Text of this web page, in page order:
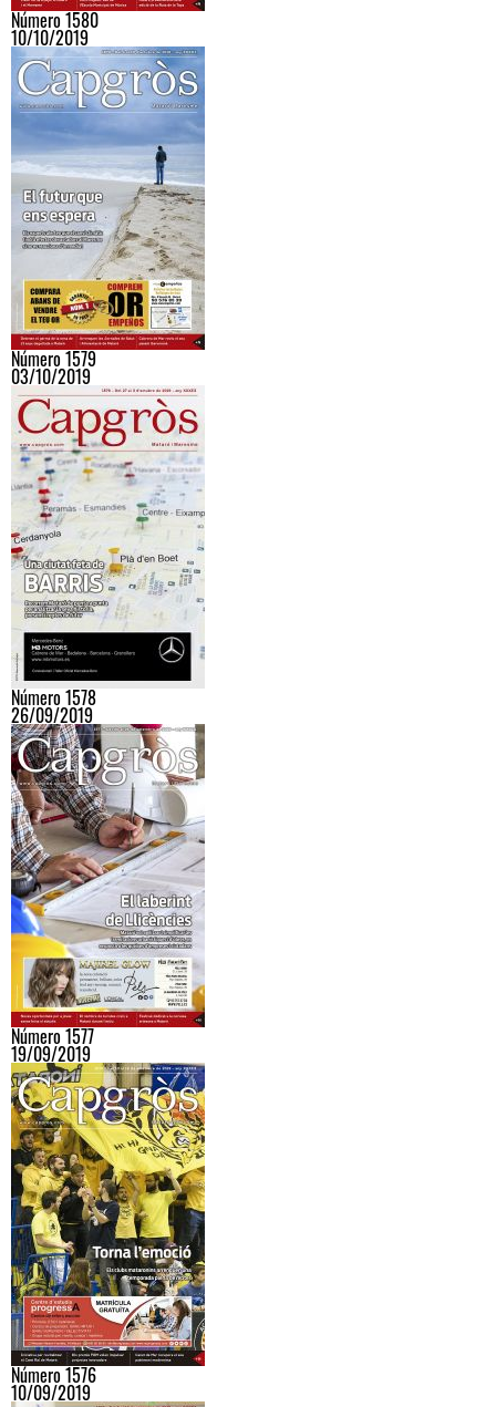
Número 1580
10/10/2019
Número 1579
03/10/2019
Número 1578
26/09/2019
Número 1577
19/09/2019
Número 1576
10/09/2019